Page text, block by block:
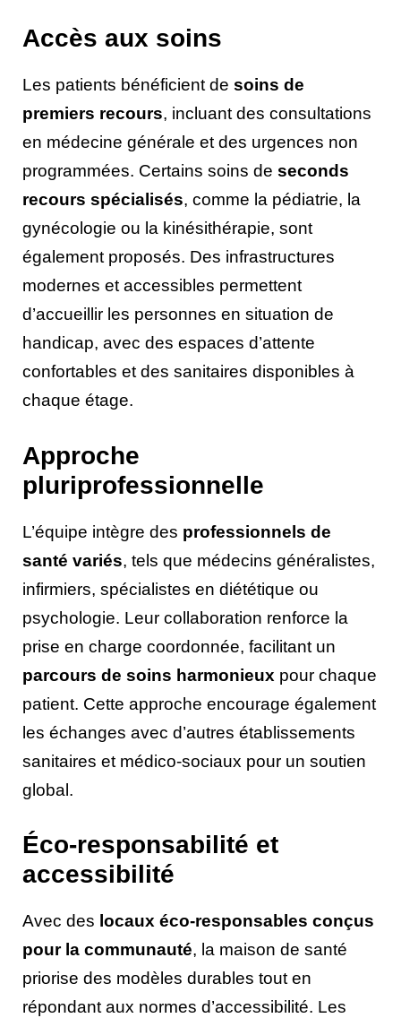
Accès aux soins
Les patients bénéficient de soins de
premiers recours, incluant des consultations
en médecine générale et des urgences non
programmées. Certains soins de seconds
recours spécialisés, comme la pédiatrie, la
gynécologie ou la kinésithérapie, sont
également proposés. Des infrastructures
modernes et accessibles permettent
d’accueillir les personnes en situation de
handicap, avec des espaces d’attente
confortables et des sanitaires disponibles à
chaque étage.
Approche
pluriprofessionnelle
L’équipe intègre des professionnels de
santé variés, tels que médecins généralistes,
infirmiers, spécialistes en diététique ou
psychologie. Leur collaboration renforce la
prise en charge coordonnée, facilitant un
parcours de soins harmonieux pour chaque
patient. Cette approche encourage également
les échanges avec d’autres établissements
sanitaires et médico-sociaux pour un soutien
global.
Éco-responsabilité et
accessibilité
Avec des locaux éco-responsables conçus
pour la communauté, la maison de santé
priorise des modèles durables tout en
répondant aux normes d’accessibilité. Les